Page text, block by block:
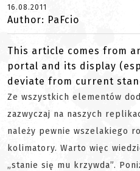
16.08.2011
Author: PaFcio
This article comes from
portal and its display
deviate from current
Ze wszystkich elementów
zazwyczaj na naszych
należy pewnie wszelakiego
kolimatory. Warto więc
„stanie się mu krzywda”.